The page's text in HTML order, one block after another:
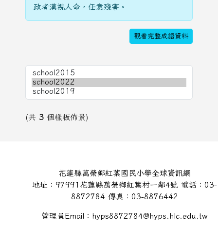
政者漠視人命，任意殘害。
觀看完整成語資料
(共 3 個樣板佈景)
花蓮縣萬榮鄉紅葉國民小學全球資訊網
地址：97991花蓮縣萬榮鄉紅葉村一鄰4號 電話：03-
8872784 傳真：03-8876442
管理員Email：hyps8872784@hyps.hlc.edu.tw